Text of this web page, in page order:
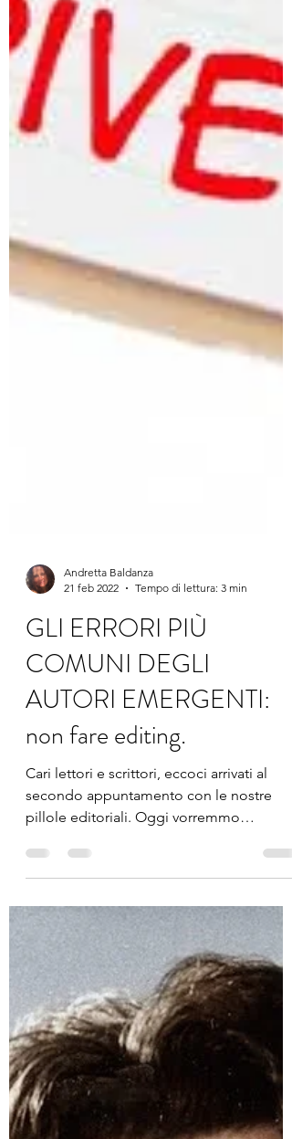
Andretta Baldanza
21 feb 2022
Tempo di lettura: 3 min
GLI ERRORI PIÙ
COMUNI DEGLI
AUTORI EMERGENTI:
non fare editing.
Cari lettori e scrittori, eccoci arrivati al
secondo appuntamento con le nostre